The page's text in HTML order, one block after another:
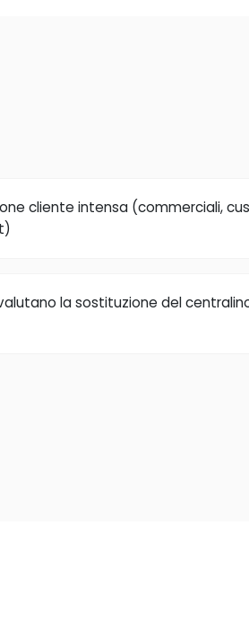
cliente intensa (commerciali,
la sostituzione del